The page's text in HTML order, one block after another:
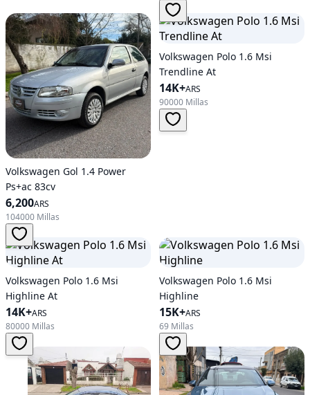
Volkswagen Gol 1.4 Power
Ps+ac 83cv
6,200ARS
104000 Millas
Volkswagen Polo 1.6 Msi
Trendline At
14K+ARS
90000 Millas
Volkswagen Polo 1.6 Msi
Highline At
14K+ARS
80000 Millas
Volkswagen Polo 1.6 Msi
Highline
15K+ARS
69 Millas